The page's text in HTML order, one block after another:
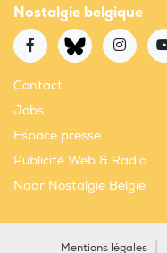
Nostalgie belgique
Contact
Jobs
Espace presse
Publicité Web & Radio
Naar Nostalgie België
Mentions légales